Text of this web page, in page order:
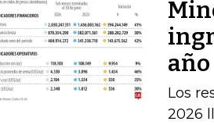
año
Los
2026